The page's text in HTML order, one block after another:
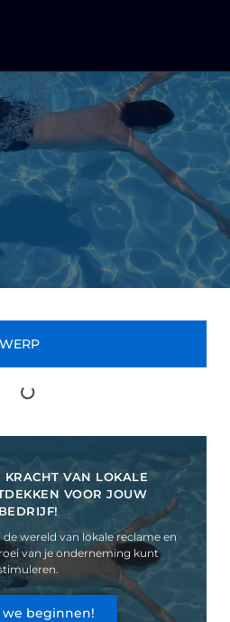
VAN LOKALE
VOOR JOUW
BEDRIJF!
wereld van lokale reclame en
van je onderneming kunt
we beginnen!